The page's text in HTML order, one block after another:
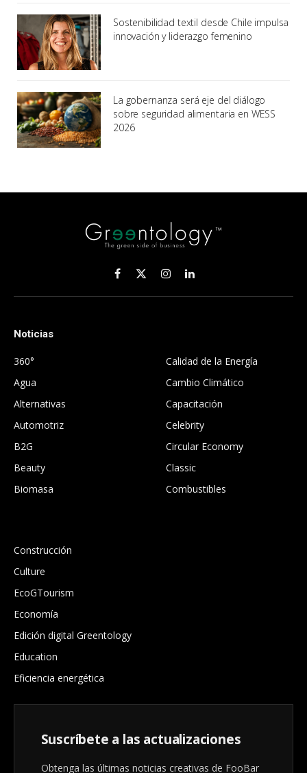
Sostenibilidad textil desde Chile impulsa
innovación y liderazgo femenino
La gobernanza será eje del diálogo
sobre seguridad alimentaria en WESS
2026
Facebook
X
(Twitter)
InstagramLinkedIn
Noticias
360°
Agua
Alternativas
Automotriz
B2G
Beauty
Biomasa
Calidad de la Energía
Cambio Climático
Capacitación
Celebrity
Circular Economy
Classic
Combustibles
Construcción
Culture
EcoGTourism
Economía
Edición digital Greentology
Education
Eficiencia energética
Suscríbete a las actualizaciones
Obtenga las últimas noticias creativas de FooBar